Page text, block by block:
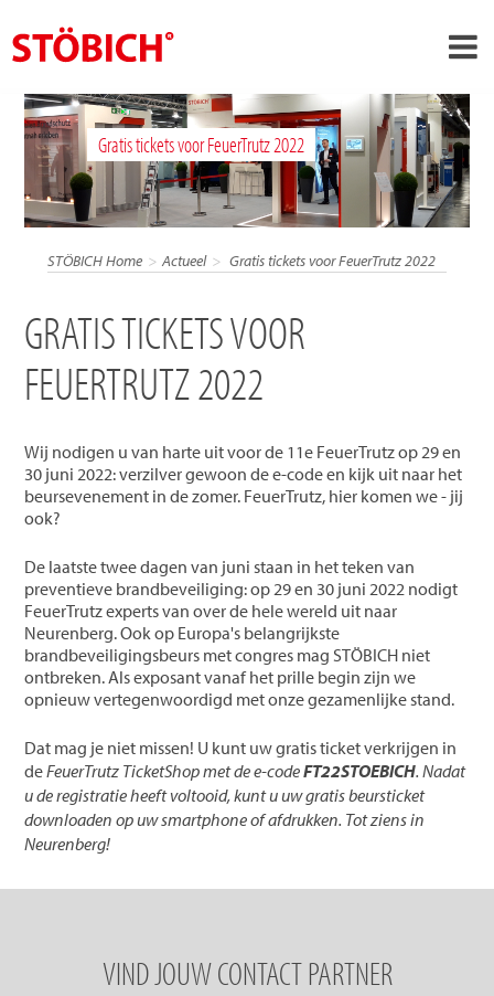
›
NL
›
Over ons
›
Oplossingen
Actueel
Contact
Gratis tickets voor FeuerTrutz 2022
STÖBICH Home Actueel Gratis tickets voor FeuerTrutz 2022
GRATIS TICKETS VOOR
FEUERTRUTZ 2022
Wij nodigen u van harte uit voor de 11e FeuerTrutz op 29 en
30 juni 2022: verzilver gewoon de e-code en kijk uit naar het
beursevenement in de zomer. FeuerTrutz, hier komen we - jij
ook?
De laatste twee dagen van juni staan ​​in het teken van
preventieve brandbeveiliging: op 29 en 30 juni 2022 nodigt
FeuerTrutz experts van over de hele wereld uit naar
Neurenberg. Ook op Europa's belangrijkste
brandbeveiligingsbeurs met congres mag STÖBICH niet
ontbreken. Als exposant vanaf het prille begin zijn we
opnieuw vertegenwoordigd met onze gezamenlijke stand.
Dat mag je niet missen! U kunt uw gratis ticket verkrijgen in
deFeuerTrutz TicketShopmet de e-codeFT22STOEBICH. Nadat
u de registratie heeft voltooid, kunt u uw gratis beursticket
downloaden op uw smartphone of afdrukken. Tot ziens in
Neurenberg!
VIND JOUW CONTACT PARTNER